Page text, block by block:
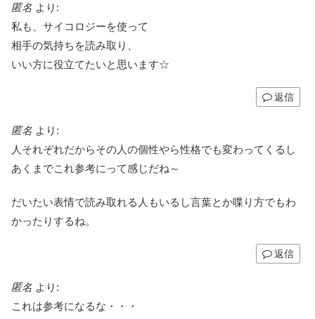
匿名 より:
私も、サイコロジーを使って
相手の気持ちを読み取り、
いい方に役立てたいと思います☆
返信
匿名 より:
人それぞれだからその人の個性やら性格でも変わってくるし
あくまでこれ参考にって感じだね～
だいたい表情で読み取れる人もいるし言葉とか喋り方でもわ
かったりするね。
返信
匿名 より:
これは参考になるな・・・